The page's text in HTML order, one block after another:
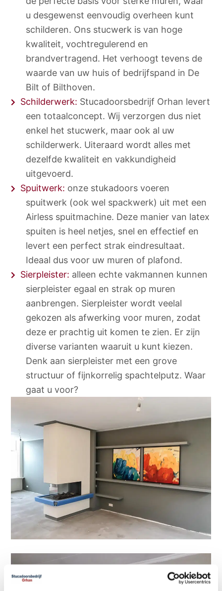
u desgewenst eenvoudig overheen kunt
schilderen. Ons stucwerk is van hoge
kwaliteit, vochtregulerend en
brandvertragend. Het verhoogt tevens de
waarde van uw huis of bedrijfspand in De
Bilt of Bilthoven.
Schilderwerk: Stucadoorsbedrijf Orhan levert
een totaalconcept. Wij verzorgen dus niet
enkel het stucwerk, maar ook al uw
schilderwerk. Uiteraard wordt alles met
dezelfde kwaliteit en vakkundigheid
uitgevoerd.
Spuitwerk: onze stukadoors voeren
spuitwerk (ook wel spackwerk) uit met een
Airless spuitmachine. Deze manier van latex
spuiten is heel netjes, snel en effectief en
levert een perfect strak eindresultaat.
Ideaal dus voor uw muren of plafond.
Sierpleister: alleen echte vakmannen kunnen
sierpleister egaal en strak op muren
aanbrengen. Sierpleister wordt veelal
gekozen als afwerking voor muren, zodat
deze er prachtig uit komen te zien. Er zijn
diverse varianten waaruit u kunt kiezen.
Denk aan sierpleister met een grove
structuur of fijnkorrelig spachtelputz. Waar
gaat u voor?